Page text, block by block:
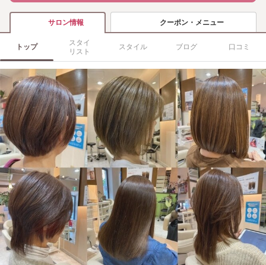
サロン情報 クーポン・メニュー
トップ
スタイ
リスト
スタイル ブログ 口コミ